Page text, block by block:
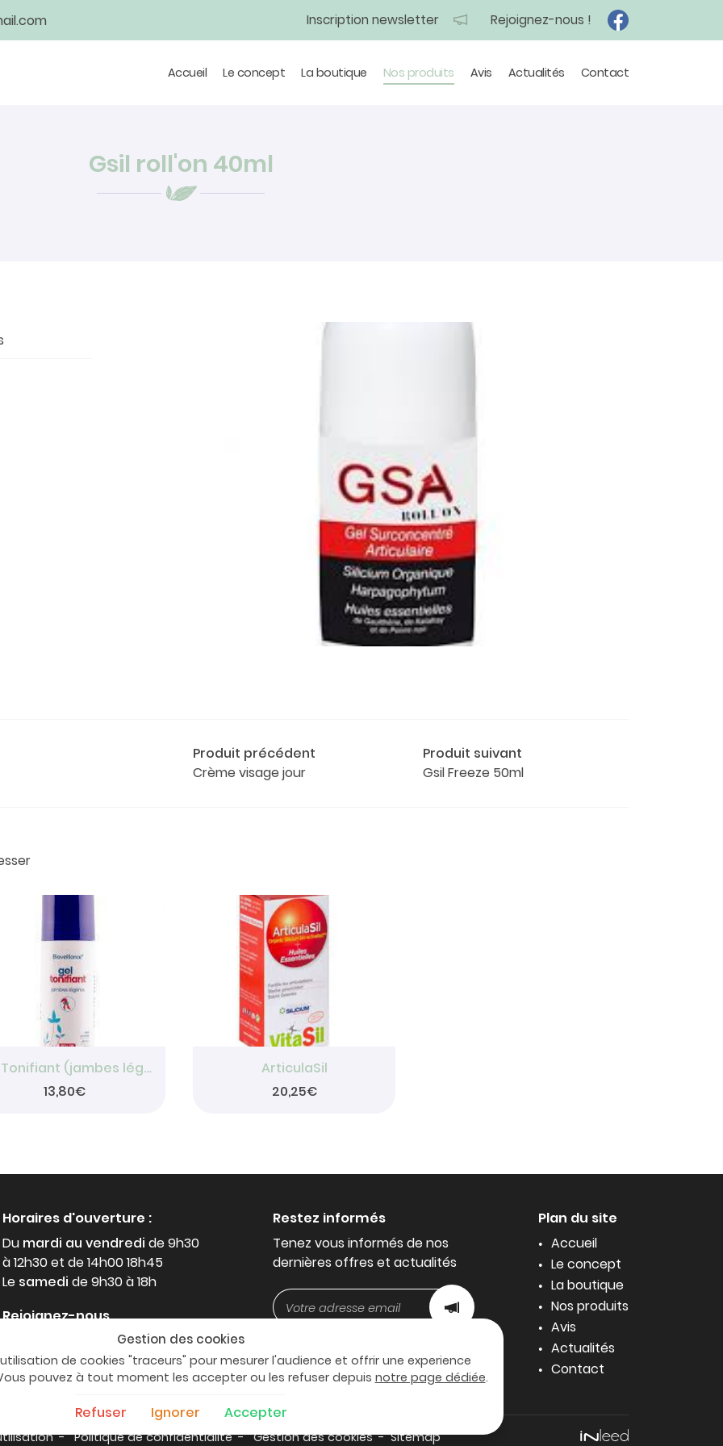
Inscription newsletter Rejoignez-nous !
Accueil Le concept La boutique Nos produits Avis Actualités Contact
Gsil roll'on 40ml
Produit précédent
Crème visage jour
Produit suivant
Gsil Freeze 50ml
Gel Tonifiant (jambes légères)
13,80€
ArticulaSil
20,25€
Horaires d'ouverture :
Du mardi au vendredi de 9h30
à 12h30 et de 14h00 18h45
Le samedi de 9h30 à 18h
Rejoignez-nous
Restez informés
Tenez vous informés de nos
dernières offres et actualités
Plan du site
Accueil
Le concept
La boutique
Nos produits
Avis
Actualités
Contact
Politique de confidentialité Gestion des cookies Sitemap
Gestion des cookies
de cookies "traceurs" pour mesurer l'audience et offrir une experience
pouvez à tout moment les accepter ou les refuser depuis notre page dédiée.
Refuser Ignorer Accepter